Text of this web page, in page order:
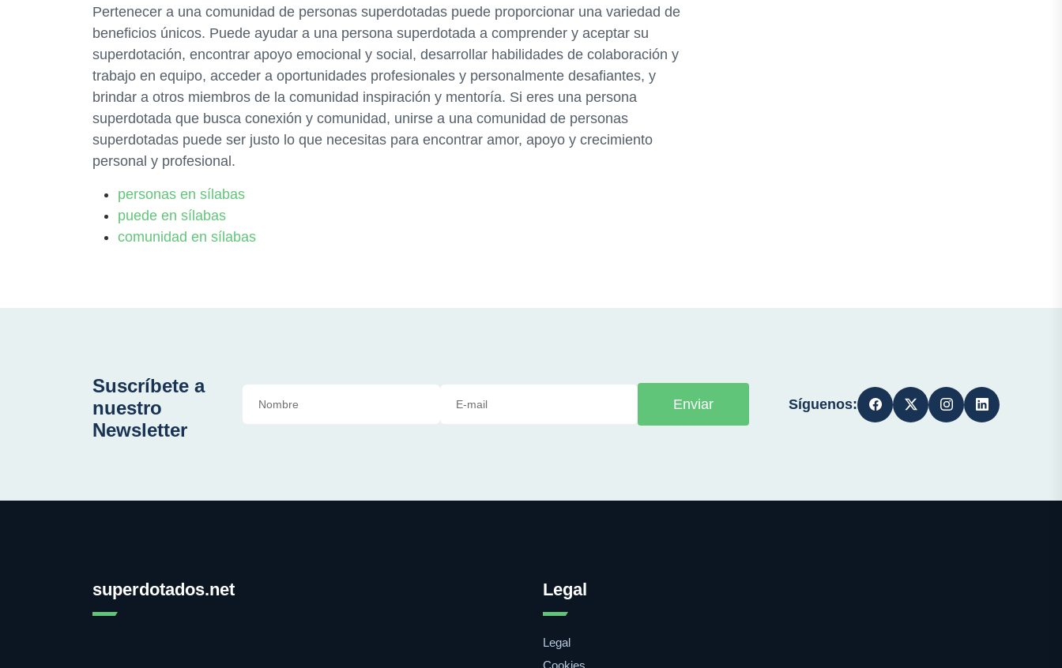
Pertenecer a una comunidad de personas superdotadas puede proporcionar una variedad de
beneficios únicos. Puede ayudar a una persona superdotada a comprender y aceptar su
superdotación, encontrar apoyo emocional y social, desarrollar habilidades de colaboración y
trabajo en equipo, acceder a oportunidades profesionales y personalmente desafiantes, y
brindar a otros miembros de la comunidad inspiración y mentoría. Si eres una persona
superdotada que busca conexión y comunidad, unirse a una comunidad de personas
superdotadas puede ser justo lo que necesitas para encontrar amor, apoyo y crecimiento
personal y profesional.
personas en sílabas
puede en sílabas
comunidad en sílabas
Suscríbete a
nuestro
Newsletter
Enviar Síguenos:
superdotados.net Legal
Legal
Cookies